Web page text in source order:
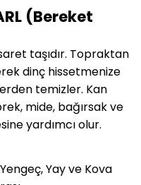
(Bereket
taşıdır. Topraktan
dinç hissetmenize
temizler. Kan
mide, bağırsak ve
yardımcı olur.
Yay ve Kova